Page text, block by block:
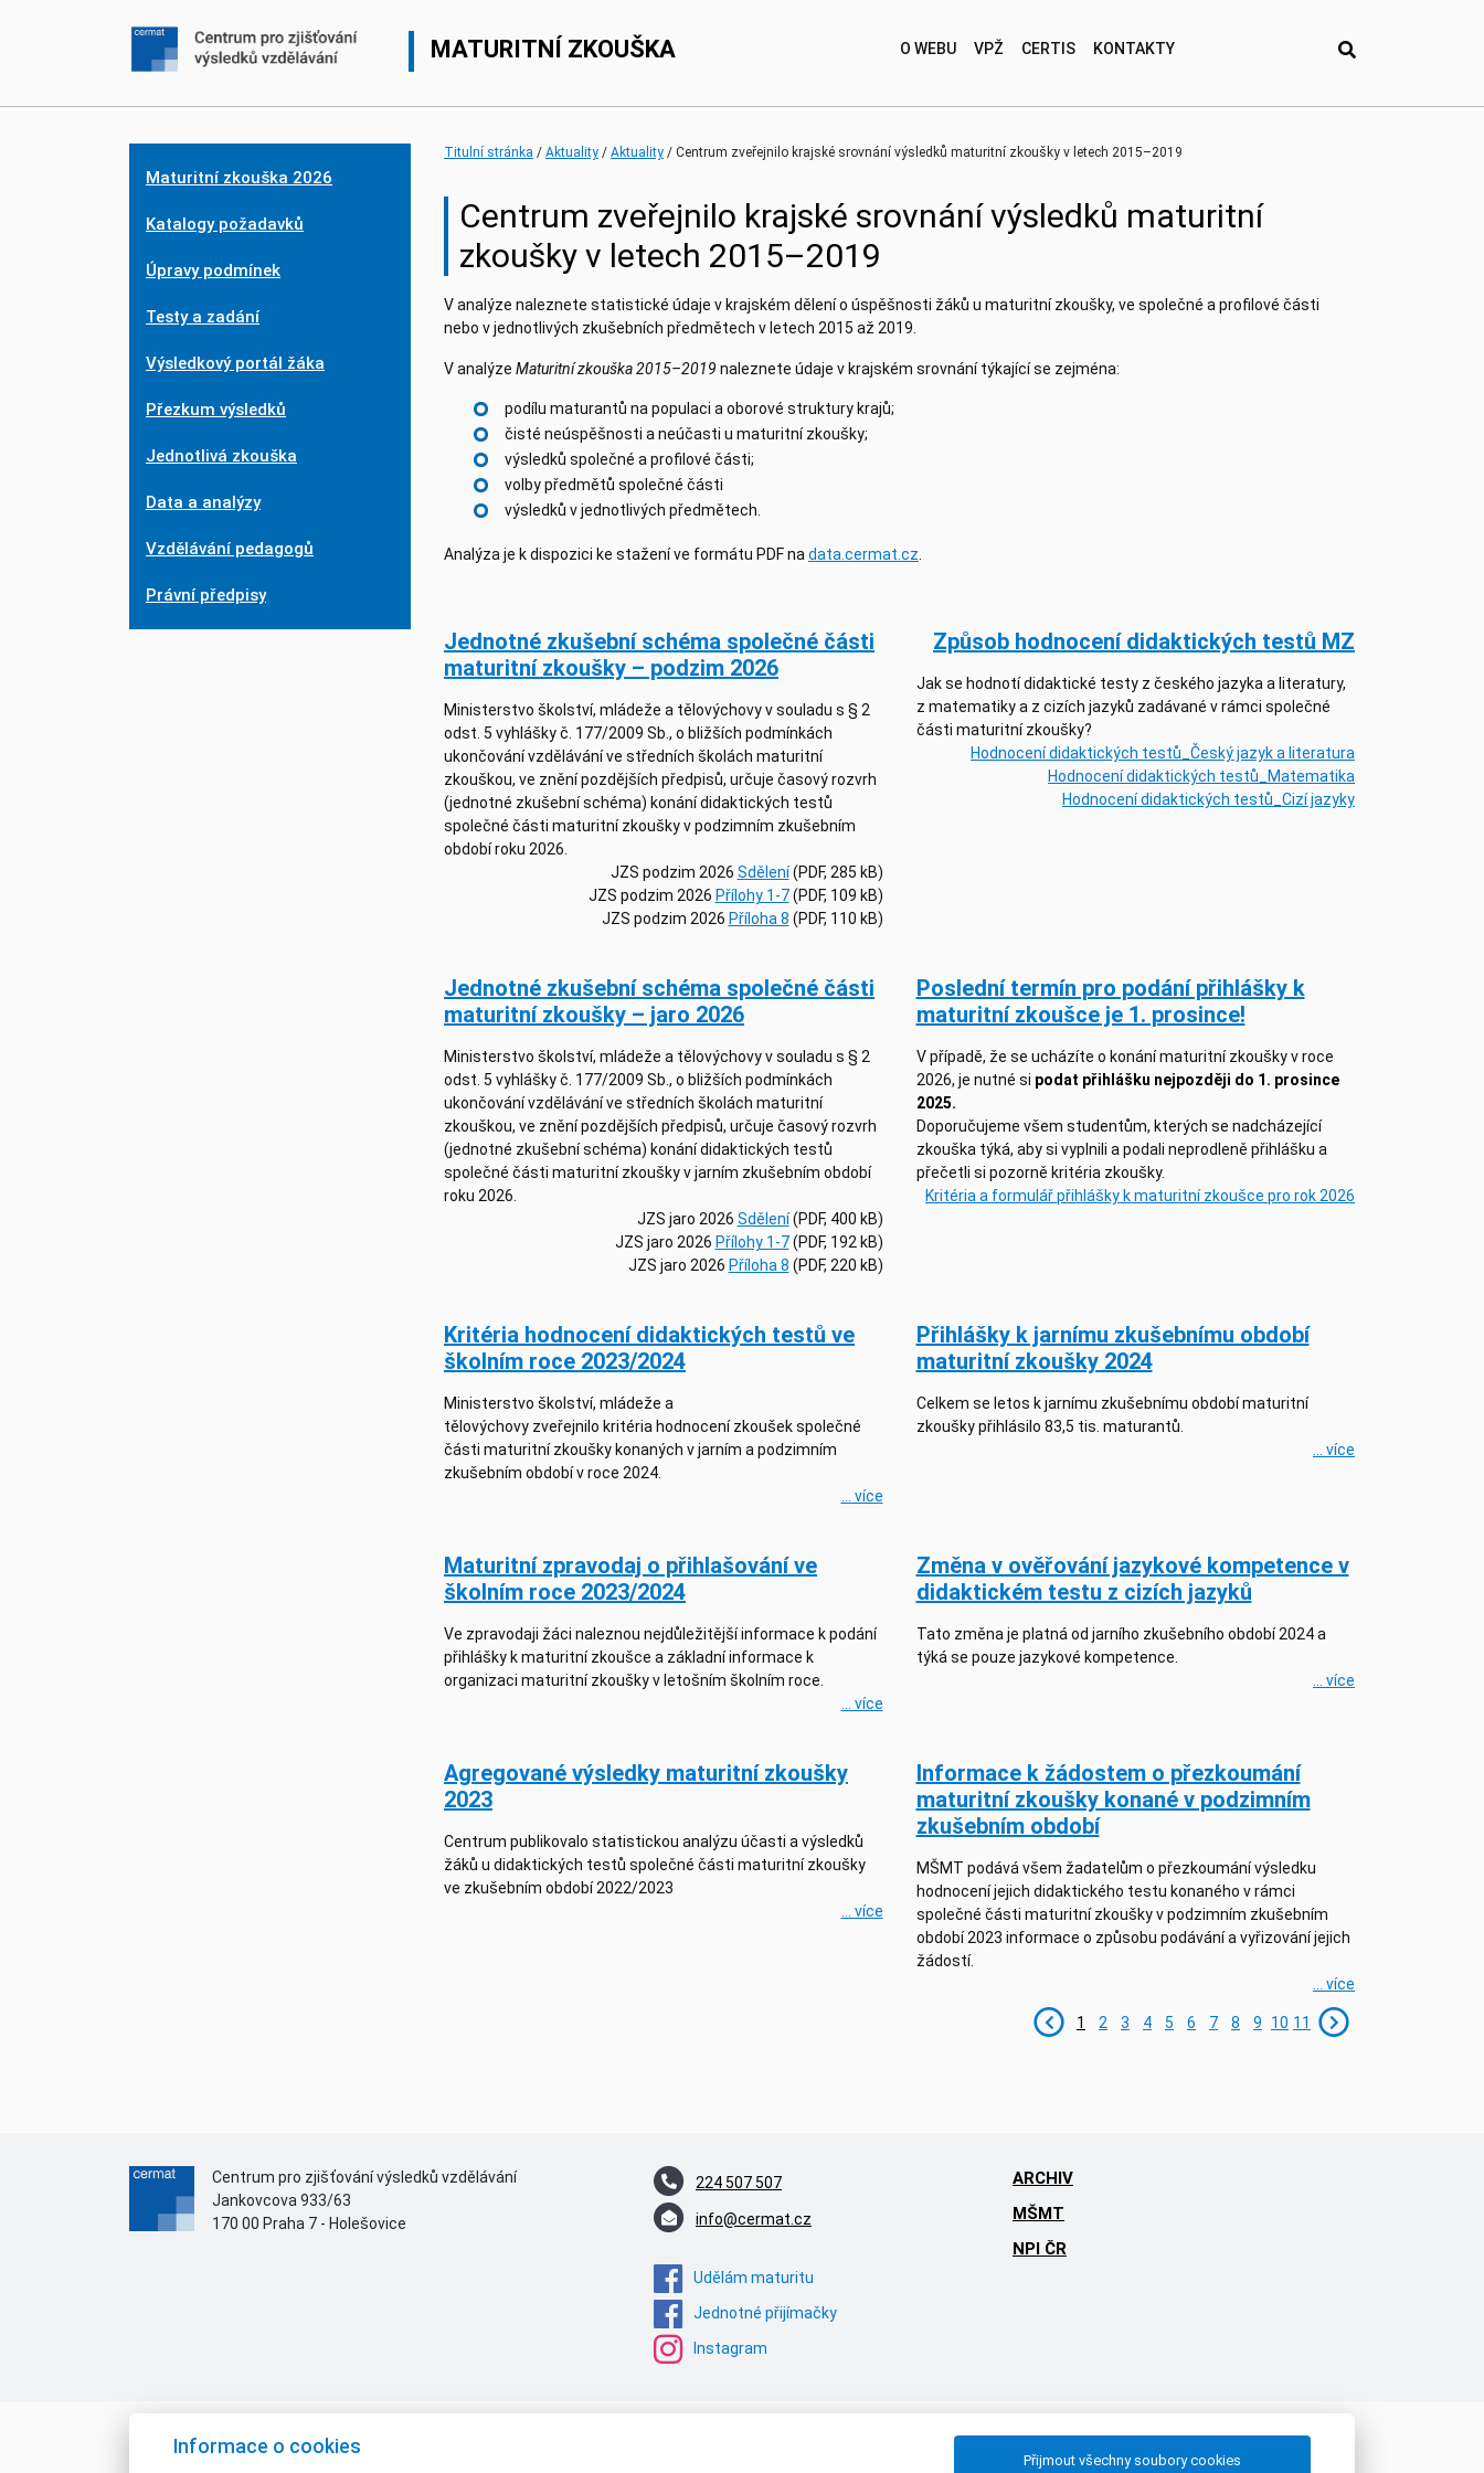
MATURITNÍ ZKOUŠKA O WEBU VPŽ CERTIS KONTAKTY
Maturitní zkouška 2026
Katalogy požadavků
Úpravy podmínek
Testy a zadání
Výsledkový portál žáka
Přezkum výsledků
Jednotlivá zkouška
Data a analýzy
Vzdělávání pedagogů
Právní předpisy
Titulní stránka Aktuality(current)
Aktuality(current)
Centrum zveřejnilo krajské srovnání výsledků maturitní zkoušky v letech 2015–2019
Centrum zveřejnilo krajské srovnání výsledků maturitní
zkoušky v letech 2015–2019
V analýze naleznete statistické údaje v krajském dělení o úspěšnosti žáků u maturitní zkoušky, ve společné a profilové části
nebo v jednotlivých zkušebních předmětech v letech 2015 až 2019.
V analýze Maturitní zkouška 2015–2019 naleznete údaje v krajském srovnání týkající se zejména:
podílu maturantů na populaci a oborové struktury krajů;
čisté neúspěšnosti a neúčasti u maturitní zkoušky;
výsledků společné a profilové části;
volby předmětů společné části
výsledků v jednotlivých předmětech.
Analýza je k dispozici ke stažení ve formátu PDF na data.cermat.cz
Jednotné zkušební schéma společné části
maturitní zkoušky – podzim 2026
Ministerstvo školství, mládeže a tělovýchovy v souladu s § 2
odst. 5 vyhlášky č. 177/2009 Sb., o bližších podmínkách
ukončování vzdělávání ve středních školách maturitní
zkouškou, ve znění pozdějších předpisů, určuje časový rozvrh
(jednotné zkušební schéma) konání didaktických testů
společné části maturitní zkoušky v podzimním zkušebním
období roku 2026.
JZS podzim 2026 Sdělení(PDF, 285 kB)
JZS podzim 2026 Přílohy 1-7(PDF, 109 kB)
JZS podzim 2026 Příloha 8 (PDF, 110 kB)
Způsob hodnocení didaktických testů MZ
Jak se hodnotí didaktické testy z českého jazyka a literatury,
z matematiky a z cizích jazyků zadávané v rámci společné
části maturitní zkoušky?
Hodnocení didaktických testů_Český jazyk a literatura
Hodnocení didaktických testů_Matematika
Hodnocení didaktických testů_Cizí jazyky
Jednotné zkušební schéma společné části
maturitní zkoušky – jaro 2026
Ministerstvo školství, mládeže a tělovýchovy v souladu s § 2
odst. 5 vyhlášky č. 177/2009 Sb., o bližších podmínkách
ukončování vzdělávání ve středních školách maturitní
zkouškou, ve znění pozdějších předpisů, určuje časový rozvrh
(jednotné zkušební schéma) konání didaktických testů
společné části maturitní zkoušky v jarním zkušebním období
roku 2026.
JZS jaro 2026 Sdělení(PDF, 400 kB)
JZS jaro 2026 Přílohy 1-7(PDF, 192 kB)
JZS jaro 2026 Příloha 8 (PDF, 220 kB)
Poslední termín pro podání přihlášky k
maturitní zkoušce je 1. prosince!
V případě, že se ucházíte o konání maturitní zkoušky v roce
2026, je nutné si podat přihlášku nejpozději do 1. prosince
2025.
Doporučujeme všem studentům, kterých se nadcházející
zkouška týká, aby si vyplnili a podali neprodleně přihlášku a
přečetli si pozorně kritéria zkoušky.
Kritéria a formulář přihlášky k maturitní zkoušce pro rok 2026
Kritéria hodnocení didaktických testů ve
školním roce 2023/2024
Ministerstvo školství, mládeže a
tělovýchovy zveřejnilo kritéria hodnocení zkoušek společné
části maturitní zkoušky konaných v jarním a podzimním
zkušebním období v roce 2024.
... více
Přihlášky k jarnímu zkušebnímu období
maturitní zkoušky 2024
Celkem se letos k jarnímu zkušebnímu období maturitní
zkoušky přihlásilo 83,5 tis. maturantů.
... více
Maturitní zpravodaj o přihlašování ve
školním roce 2023/2024
Ve zpravodaji žáci naleznou nejdůležitější informace k podání
přihlášky k maturitní zkoušce a základní informace k
organizaci maturitní zkoušky v letošním školním roce.
... více
Změna v ověřování jazykové kompetence v
didaktickém testu z cizích jazyků
Tato změna je platná od jarního zkušebního období 2024 a
týká se pouze jazykové kompetence.
... více
Agregované výsledky maturitní zkoušky
2023
Centrum publikovalo statistickou analýzu účasti a výsledků
žáků u didaktických testů společné části maturitní zkoušky
ve zkušebním období 2022/2023
... více
Informace k žádostem o přezkoumání
maturitní zkoušky konané v podzimním
zkušebním období
MŠMT podává všem žadatelům o přezkoumání výsledku
hodnocení jejich didaktického testu konaného v rámci
společné části maturitní zkoušky v podzimním zkušebním
období 2023 informace o způsobu podávání a vyřizování jejich
žádostí.
... více
1 2 3 4 5 6 7 8 9 10 11
Centrum pro zjišťování výsledků vzdělávání
Jankovcova 933/63
170 00 Praha 7 - Holešovice
224 507 507
info@cermat.cz
Udělám maturitu
Jednotné přijímačky
Instagram
ARCHIV
MŠMT
NPI ČR
Informace o cookies
Přijmout všechny soubory cookies